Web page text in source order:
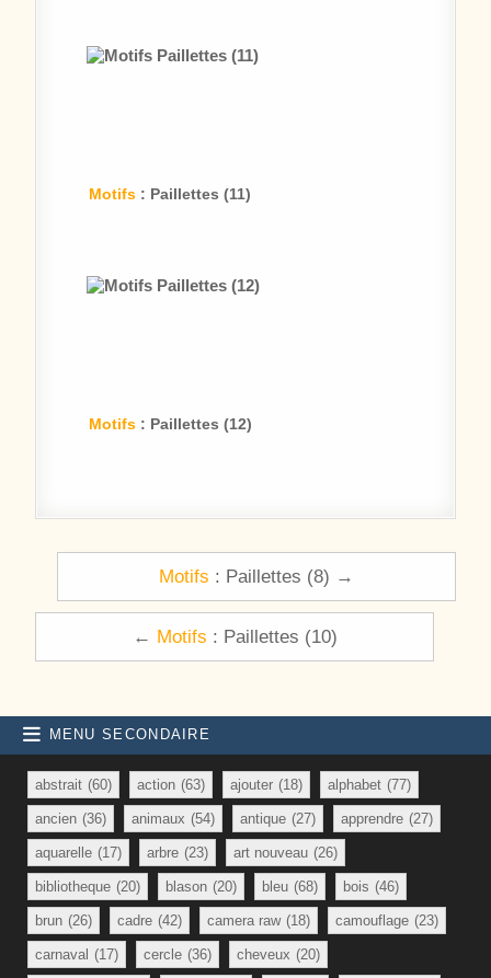
Motifs : Paillettes (11)
Motifs : Paillettes (12)
Navigation de l’article
Motifs : Paillettes (8) →
← Motifs : Paillettes (10)
MENU SECONDAIRE
abstrait (60) action (63) ajouter (18) alphabet (77)
ancien (36) animaux (54) antique (27) apprendre (27)
aquarelle (17) arbre (23) art nouveau (26)
bibliotheque (20) blason (20) bleu (68) bois (46)
brun (26) cadre (42) camera raw (18) camouflage (23)
carnaval (17) cercle (36) cheveux (20)